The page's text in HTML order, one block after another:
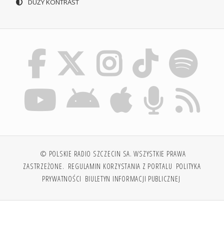
DUŻY KONTRAST
© POLSKIE RADIO SZCZECIN SA. WSZYSTKIE PRAWA
ZASTRZEŻONE. REGULAMIN KORZYSTANIA Z PORTALU POLITYKA
PRYWATNOŚCI BIULETYN INFORMACJI PUBLICZNEJ